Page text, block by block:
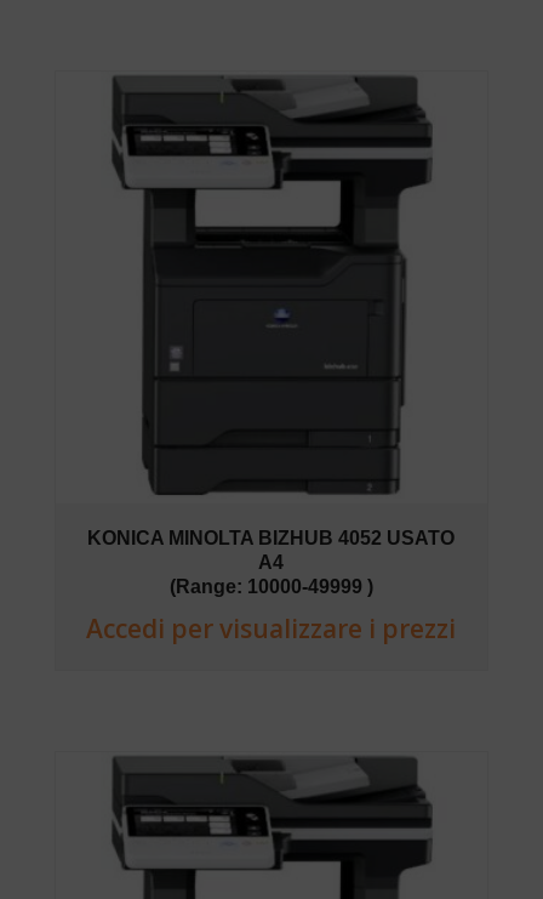
KONICA MINOLTA BIZHUB 4052 USATO
A4
(Range: 10000-49999 )
Accedi per visualizzare i prezzi